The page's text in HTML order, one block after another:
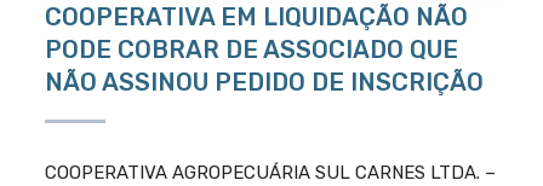
COOPERATIVA EM LIQUIDAÇÃO NÃO
PODE COBRAR DE ASSOCIADO QUE
NÃO ASSINOU PEDIDO DE INSCRIÇÃO
COOPERATIVA AGROPECUÁRIA SUL CARNES LTDA. –